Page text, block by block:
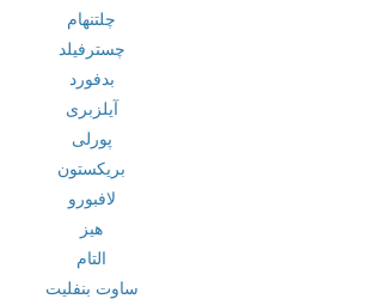
چلتنهام
چسترفیلد
بدفورد
آیلزبری
پورلی
بریکستون
لافبورو
هیز
التام
ساوت بنفلیت